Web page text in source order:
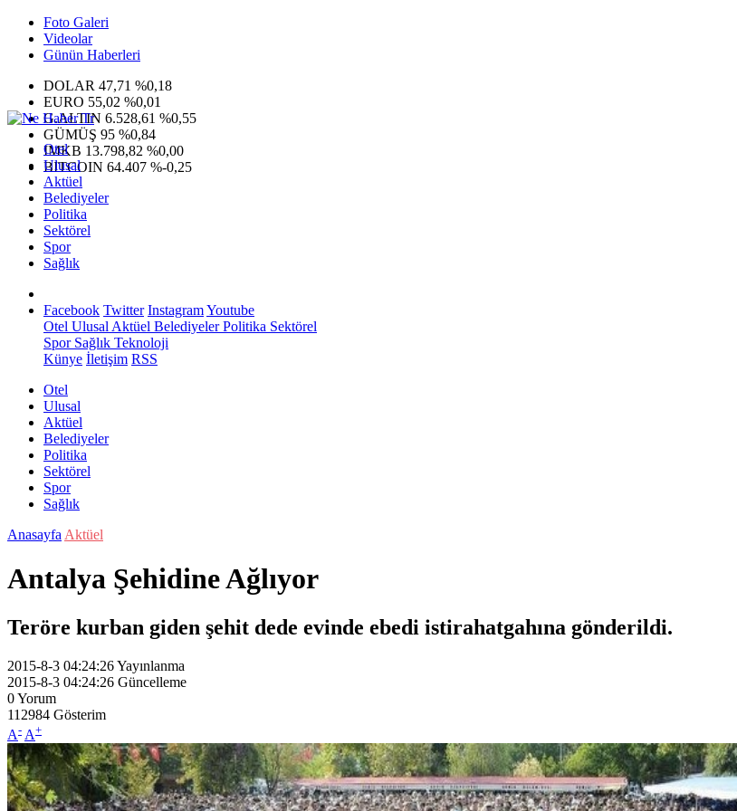
Foto Galeri
Videolar
Günün Haberleri
DOLAR 47,71 %0,18
EURO 55,02 %0,01
G.ALTIN 6.528,61 %0,55
GÜMÜŞ 95 %0,84
IMKB 13.798,82 %0,00
BITCOIN 64.407 %-0,25
Otel
Ulusal
Aktüel
Belediyeler
Politika
Sektörel
Spor
Sağlık
Facebook Twitter InstagramYoutube
Otel Ulusal Aktüel BelediyelerPolitika Sektörel
SporSağlık Teknoloji
Künye İletişim RSS
Otel
Ulusal
Aktüel
Belediyeler
Politika
Sektörel
Spor
Sağlık
Anasayfa Aktüel
Antalya Şehidine Ağlıyor
Teröre kurban giden şehit dede evinde ebedi istirahatgahına gönderildi.
2015-8-3 04:24:26Yayınlanma
2015-8-3 04:24:26 Güncelleme
0Yorum
112984 Gösterim
A- A+